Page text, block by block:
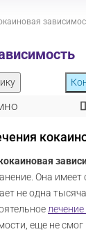
Она имеет
не одна
еще не смог